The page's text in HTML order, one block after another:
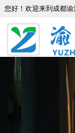
您好！欢迎来到成都渝